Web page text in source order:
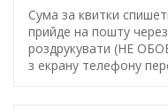
Сума за квитки
прийде на пошту
роздрукувати (НЕ
з екрану телефону